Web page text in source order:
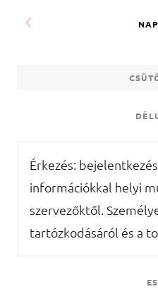
Érkezés:
információkkal helyi
szervezőktől.
tartózkodásáról és a